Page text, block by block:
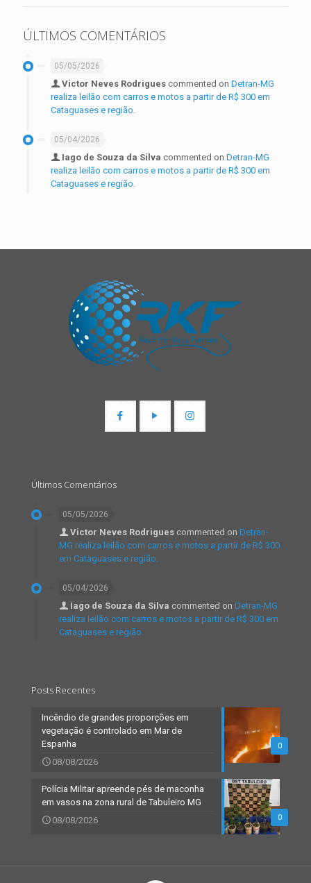
ÚLTIMOS COMENTÁRIOS
05/05/2026
Victor Neves Rodrigues commented on Detran-MG
realiza leilão com carros e motos a partir de R$ 300 em
Cataguases e região.
05/04/2026
Iago de Souza da Silva commented on Detran-MG
realiza leilão com carros e motos a partir de R$ 300 em
Cataguases e região.
Últimos Comentários
05/05/2026
Victor Neves Rodrigues commented on Detran-
MG realiza leilão com carros e motos a partir de R$ 300
em Cataguases e região.
05/04/2026
Iago de Souza da Silva commented on Detran-MG
realiza leilão com carros e motos a partir de R$ 300 em
Cataguases e região.
Posts Recentes
0
Incêndio de grandes proporções em
vegetação é controlado em Mar de
Espanha
08/08/2026
0
Polícia Militar apreende pés de maconha
em vasos na zona rural de Tabuleiro MG
08/08/2026